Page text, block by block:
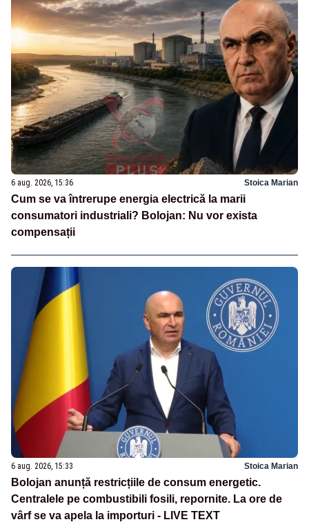
6 aug. 2026, 15:36 Stoica Marian
Cum se va întrerupe energia electrică la marii
consumatori industriali? Bolojan: Nu vor exista
compensații
6 aug. 2026, 15:33 Stoica Marian
Bolojan anunță restricțiile de consum energetic.
Centralele pe combustibili fosili, repornite. La ore de
vârf se va apela la importuri - LIVE TEXT